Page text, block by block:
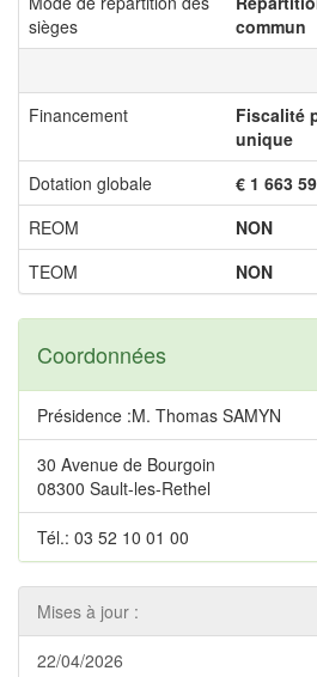
sièges
commun
Financement
Fiscalité
unique
Dotation globale
€ 1 663
REOM
NON
TEOM NON
Coordonnées
Présidence :M. Thomas SAMYN
30 Avenue de Bourgoin
08300 Sault-les-Rethel
Tél.: 03 52 10 01 00
Mises à jour :
22/04/2026